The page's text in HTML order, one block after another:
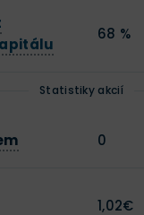
68 %
Statistiky akcií
0
1,02€